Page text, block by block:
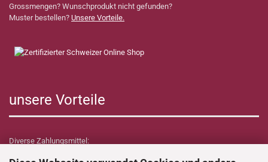
Grossmengen? Wunschprodukt nicht gefunden?
Muster bestellen? Unsere Vorteile.
unsere Vorteile
Diverse Zahlungsmittel: